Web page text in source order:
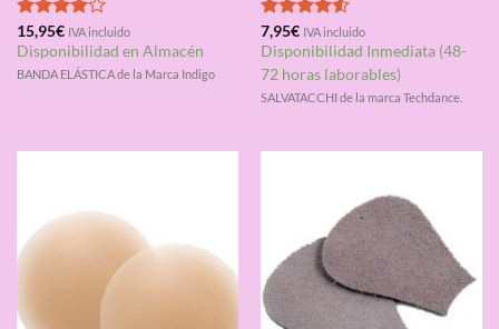
Valorado
con4.00
de 5
15,95€ IVA incluido
Disponibilidad en Almacén
BANDA ELÁSTICA de la Marca Indigo
Valorado
con4.50
de 5
7,95€ IVA incluido
Disponibilidad Inmediata (48-
72 horas laborables)
SALVATACCHI de la marca Techdance.